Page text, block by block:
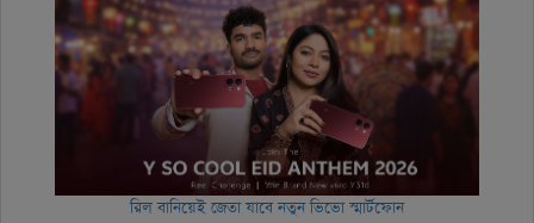
রিল বানিয়েই জেতা যাবে নতুন ভিভো স্মার্টফোন